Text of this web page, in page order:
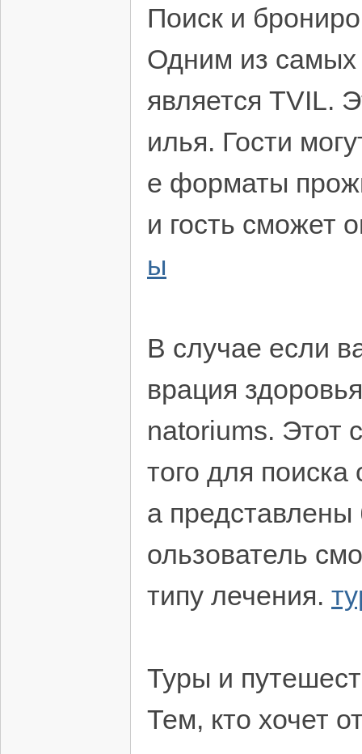
Поиск и
Одним из самых
является TVIL.
илья. Гости
е форматы
и гость сможет
ы
В случае если
врация
natoriums. Этот
того для поиска
а
ользователь
типу лечения.
Туры и
Тем, кто хочет